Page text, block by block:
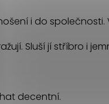
i do
Sluší jí stříbro i
decentní.